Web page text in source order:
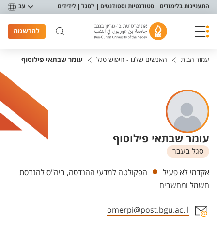
תפריט נגישות
התעניינות בלימודים סטודנטיות וסטודנטים לסגל לידידים עב
להרשמה
עמוד הבית האנשים שלנו - חיפוש סגל עומר שבתאי פילוסוף
עומר שבתאי פילוסוף
סגל בעבר
יחידות
אקדמי לא פעיל
הפקולטה למדעי ההנדסה, ביה"ס להנדסת
חשמל ומחשבים
omerpi@post.bgu.ac.il